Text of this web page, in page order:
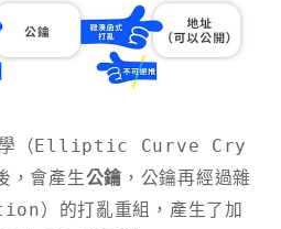
學（Elliptic Curve Cry
會產生公鑰 ，公鑰再經過雜
）的打亂重組，產生了加